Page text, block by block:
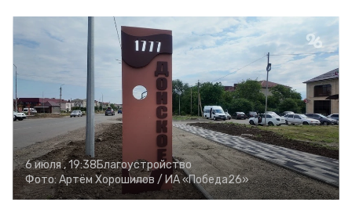
6 июля , 19:38Благоустройство
Фото:Артём Хорошилов / ИА «Победа26»